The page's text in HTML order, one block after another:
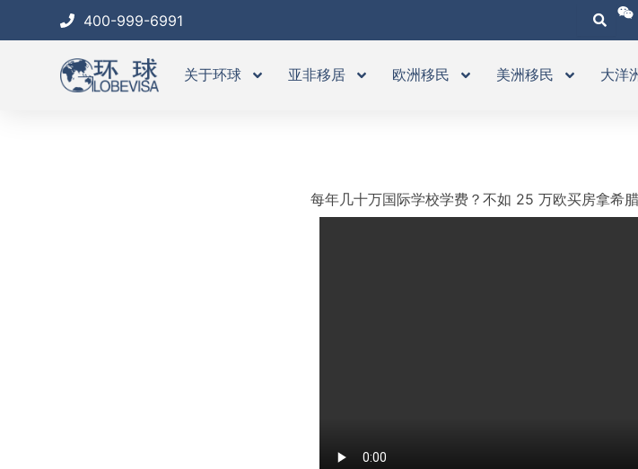
400-999-6991
关于环球 亚非移居 欧洲移民 美洲移民 大洋
每年几十万国际学校学费？不如 25 万欧买房拿希